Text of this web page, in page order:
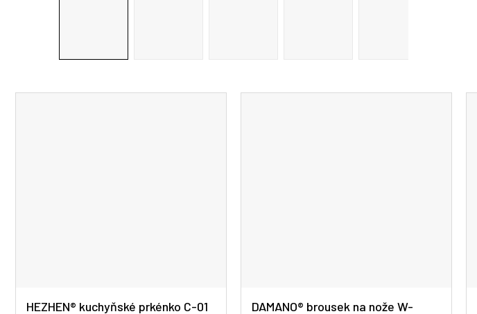
HEZHEN® kuchyňské prkénko C-01
DAMANO® brousek na nože W-